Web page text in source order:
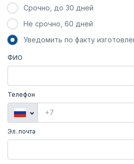
Срочно, до 30 дней
Не срочно, 60 дней
Уведомить по факту
ФИО
Телефон
Эл. почта